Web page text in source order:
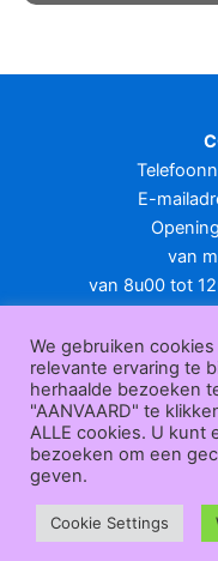
E-
van
van 8u00 tot
ons|Bedrijfsgegevens|
ending | Retourneren|
Algemene voorwaarden
We gebruiken
relevante ervaring te
herhaalde bezoeken
"AANVAARD" te
ALLE cookies. U kunt
bezoeken om een
geven.
Cookie Settings